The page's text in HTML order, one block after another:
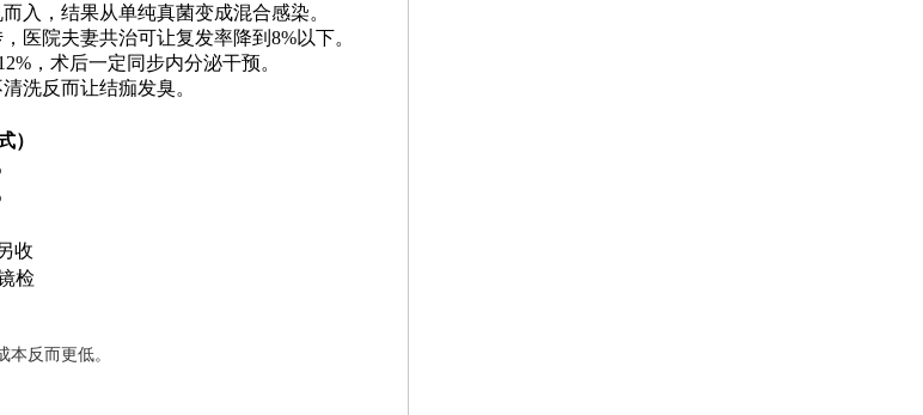
入，结果从单纯真菌变成混合感染。
医院夫妻共治可让复发率降到8%以下。
，术后一定同步内分泌干预。
洗反而让结痂发臭。
）
收
检
反而更低。